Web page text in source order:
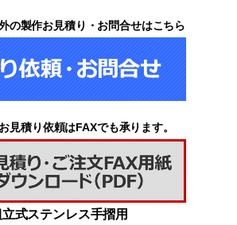
の製作お見積り・お問合せはこちら
見積り依頼はFAXでも承ります。
式ステンレス手摺用